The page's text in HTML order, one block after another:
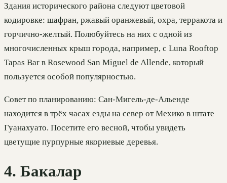
Здания исторического района следуют цветовой
кодировке: шафран, ржавый оранжевый, охра, терракота и
горчично-желтый. Полюбуйтесь на них с одной из
многочисленных крыш города, например, с Luna Rooftop
Tapas Bar в Rosewood San Miguel de Allende, который
пользуется особой популярностью.
Совет по планированию: Сан-Мигель-де-Альенде
находится в трёх часах езды на север от Мехико в штате
Гуанахуато. Посетите его весной, чтобы увидеть
цветущие пурпурные якориевые деревья.
4. Бакалар